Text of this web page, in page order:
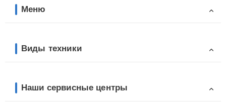
Меню
Виды техники
Наши сервисные центры